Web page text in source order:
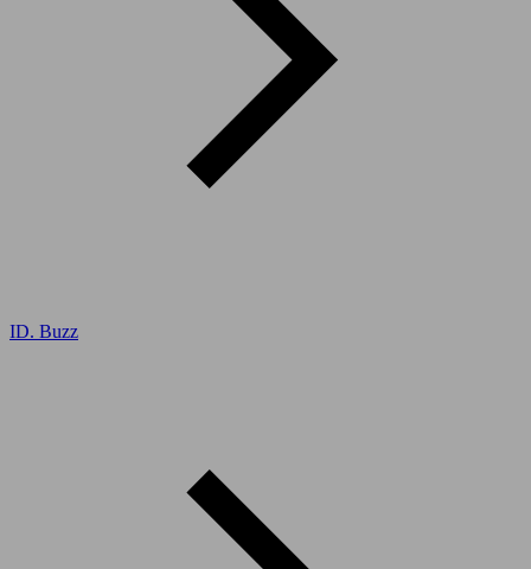
ID. Buzz